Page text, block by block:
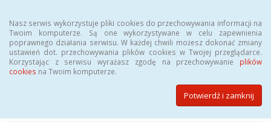
Nasz serwis wykorzystuje pliki cookies do przechowywania informacji na
Twoim komputerze. Są one wykorzystywane w celu zapewnienia
poprawnego działania serwisu. W każdej chwili możesz dokonać zmiany
ustawień dot. przechowywania plików cookies w Twojej przeglądarce.
Korzystając z serwisu wyrażasz zgodę na przechowywanie plików
cookies na Twoim komputerze.
Potwierdź i zamknij
BIULETYN INFORMACJI PUBLICZNEJ
Urzędu Miasta Opola